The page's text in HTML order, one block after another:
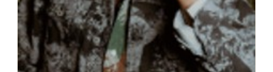
Je m'abonne